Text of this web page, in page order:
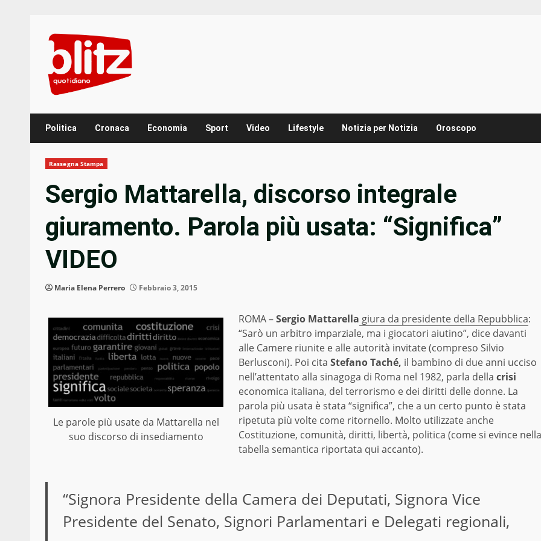
content
Politica Cronaca Economia Sport Video Lifestyle Notizia per Notizia Oroscopo
Rassegna Stampa
Sergio Mattarella, discorso integrale
giuramento. Parola più usata: “Significa”
VIDEO
Maria Elena Perrero Febbraio 3, 2015
Le parole più usate da Mattarella nel
suo discorso di insediamento
ROMA –Sergio Mattarella giura da presidente della Repubblica:
“Sarò un arbitro imparziale, ma i giocatori aiutino”, dice davanti
alle Camere riunite e alle autorità invitate (compreso Silvio
Berlusconi). Poi cita Stefano Taché, il bambino di due anni ucciso
nell’attentato alla sinagoga di Roma nel 1982, parla della crisi
economica italiana, del terrorismo e dei diritti delle donne. La
parola più usata è stata “significa”, che a un certo punto è stata
ripetuta più volte come ritornello. Molto utilizzate anche
Costituzione, comunità, diritti, libertà, politica (come si evince nella
tabella semantica riportata qui accanto).
“Signora Presidente della Camera dei Deputati, Signora Vice
Presidente del Senato, Signori Parlamentari e Delegati regionali,